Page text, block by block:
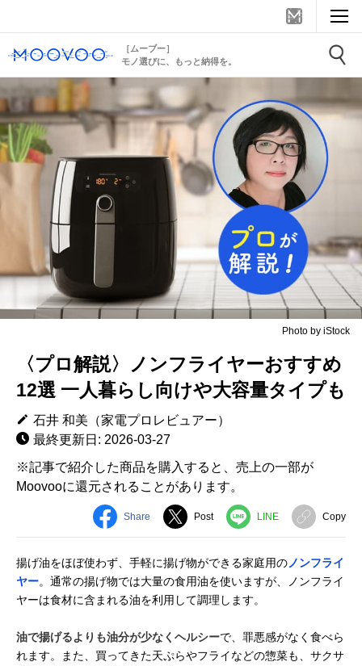
［ムーブー］
モノ選びに、もっと納得を。
Photo by iStock
〈プロ解説〉ノンフライヤーおすすめ
12選 一人暮らし向けや大容量タイプも
石井 和美（家電プロレビュアー）
最終更新日: 2026-03-27
※記事で紹介した商品を購入すると、売上の一部が
Moovooに還元されることがあります。
Share Post LINE Copy
揚げ油をほぼ使わず、手軽に揚げ物ができる家庭用のノンフライ
ヤー。通常の揚げ物では大量の食用油を使いますが、ノンフライ
ヤーは食材に含まれる油を利用して調理します。
油で揚げるよりも油分が少なくヘルシーで、罪悪感がなく食べら
れます。また、買ってきた天ぷらやフライなどの惣菜も、サクサ